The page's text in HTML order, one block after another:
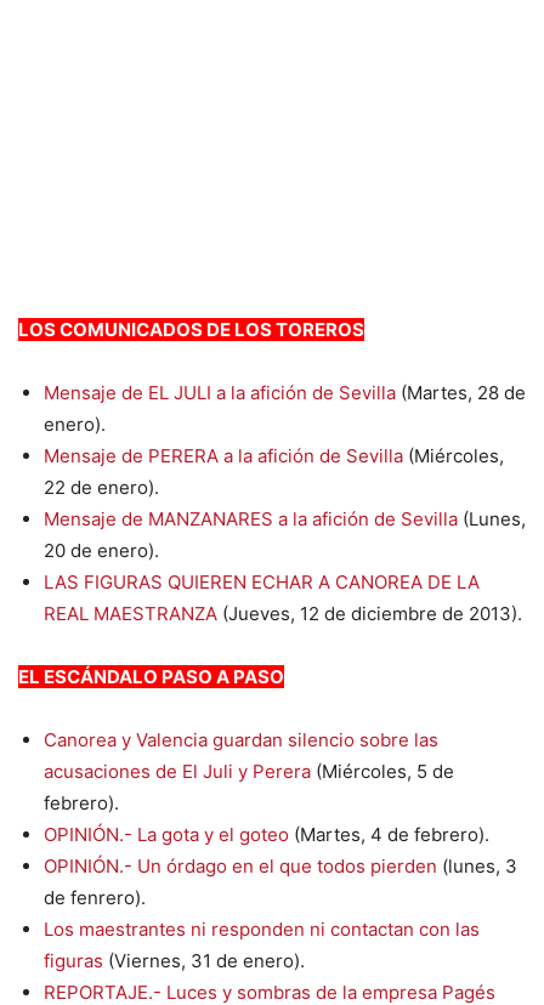
LOS COMUNICADOS DE LOS TOREROS
Mensaje de EL JULI a la afición de Sevilla (Martes, 28 de
enero).
Mensaje de PERERA a la afición de Sevilla (Miércoles,
22 de enero).
Mensaje de MANZANARES a la afición de Sevilla (Lunes,
20 de enero).
LAS FIGURAS QUIEREN ECHAR A CANOREA DE LA
REAL MAESTRANZA (Jueves, 12 de diciembre de 2013).
EL ESCÁNDALO PASO A PASO
Canorea y Valencia guardan silencio sobre las
acusaciones de El Juli y Perera (Miércoles, 5 de
febrero).
OPINIÓN.- La gota y el goteo (Martes, 4 de febrero).
OPINIÓN.- Un órdago en el que todos pierden (lunes, 3
de fenrero).
Los maestrantes ni responden ni contactan con las
figuras (Viernes, 31 de enero).
REPORTAJE.- Luces y sombras de la empresa Pagés